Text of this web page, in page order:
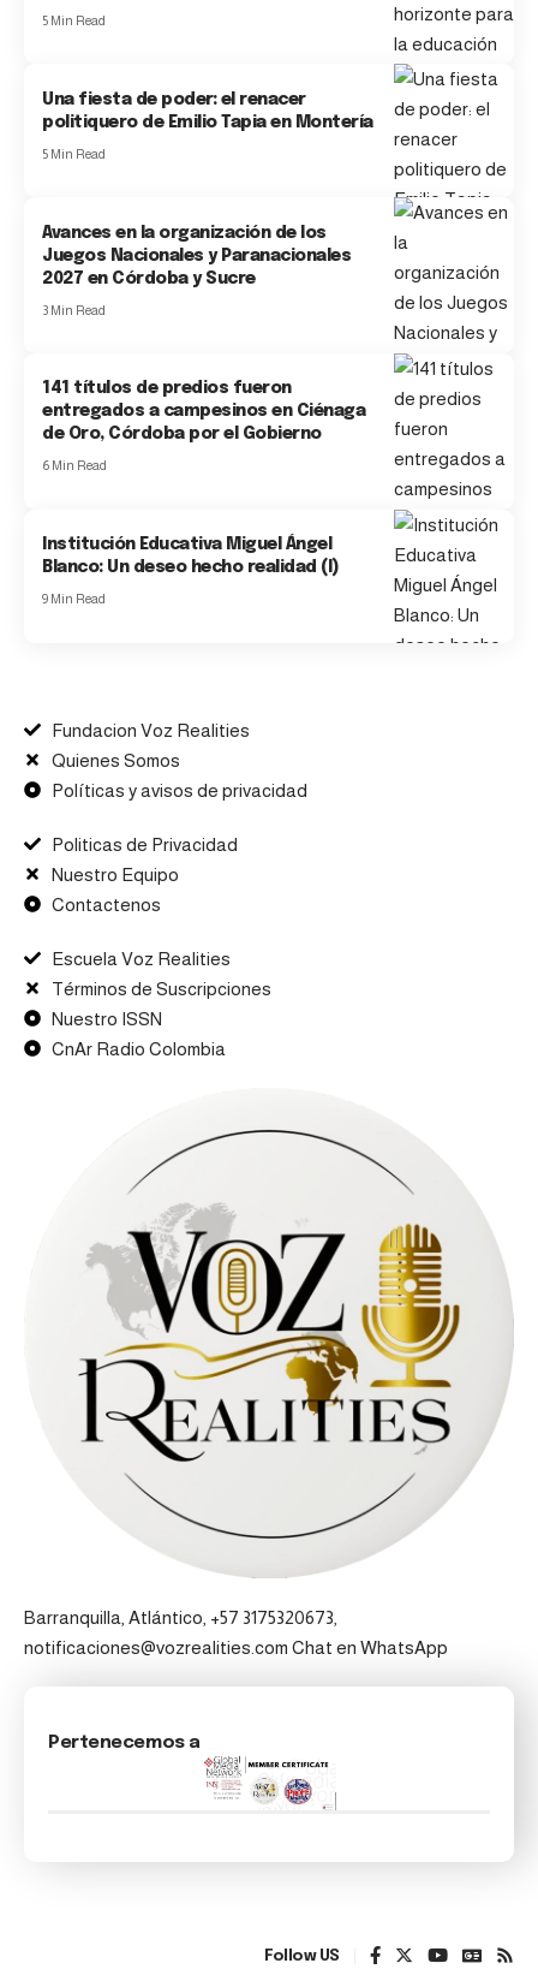
5 Min Read
Una fiesta de poder: el renacer
politiquero de Emilio Tapia en Montería
5 Min Read
Avances en la organización de los
Juegos Nacionales y Paranacionales
2027 en Córdoba y Sucre
3 Min Read
141 títulos de predios fueron
entregados a campesinos en Ciénaga
de Oro, Córdoba por el Gobierno
6 Min Read
Institución Educativa Miguel Ángel
Blanco: Un deseo hecho realidad (I)
9 Min Read
Fundacion Voz Realities
Quienes Somos
Políticas y avisos de privacidad
Politicas de Privacidad
Nuestro Equipo
Contactenos
Escuela Voz Realities
Términos de Suscripciones
Nuestro ISSN
CnAr Radio Colombia
Barranquilla, Atlántico, +57 3175320673,
notificaciones@vozrealities.com Chat en WhatsApp
Pertenecemos a
Follow US